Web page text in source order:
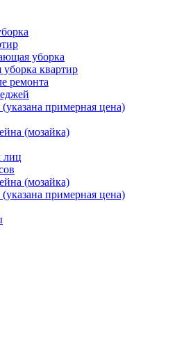
уборка
уборка квартир
ремонта
примерная цена)
(мозайка)
лиц
(мозайка)
примерная цена)